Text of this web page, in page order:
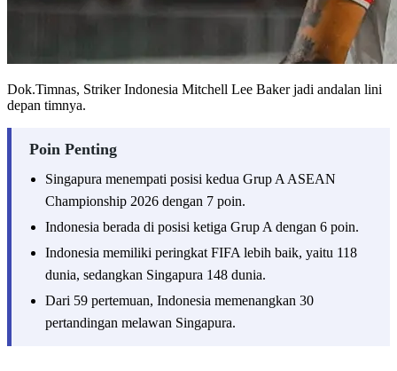
Dok.Timnas, Striker Indonesia Mitchell Lee Baker jadi andalan lini
depan timnya.
Poin Penting
Singapura menempati posisi kedua Grup A ASEAN
Championship 2026 dengan 7 poin.
Indonesia berada di posisi ketiga Grup A dengan 6 poin.
Indonesia memiliki peringkat FIFA lebih baik, yaitu 118
dunia, sedangkan Singapura 148 dunia.
Dari 59 pertemuan, Indonesia memenangkan 30
pertandingan melawan Singapura.